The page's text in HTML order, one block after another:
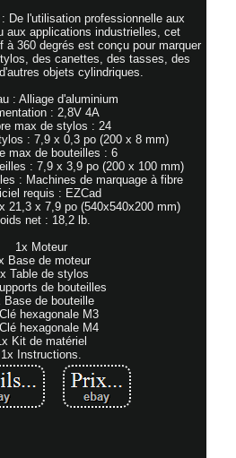
De l'utilisation professionnelle aux
aux applications industrielles, cet
à 360 degrés est conçu pour marquer
des canettes, des tasses, des
objets cylindriques.
: Alliage d'aluminium
: 2,8V 4A
max de stylos : 24
: 7,9 x 0,3 po (200 x 8 mm)
max de bouteilles : 6
: 7,9 x 3,9 po (200 x 100 mm)
: Machines de marquage à fibre
requis : EZCad
21,3 x 7,9 po (540x540x200 mm)
net : 18,2 lb.
1x Moteur
Base de moteur
Table de stylos
de bouteilles
Base de bouteille
hexagonale M3
hexagonale M4
Kit de matériel
1x Instructions.